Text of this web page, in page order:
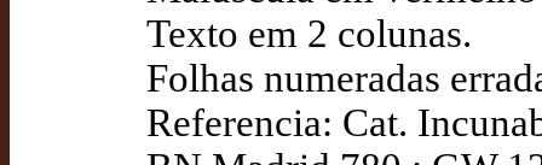
Texto em 2 colunas.
Folhas numeradas
Referencia: Cat.